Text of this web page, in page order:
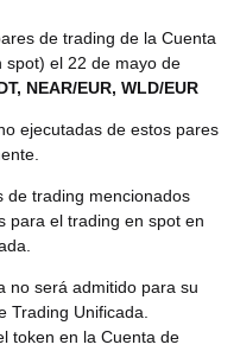
de trading de la Cuenta
spot) el 22 de mayo de
NEAR/EUR, WLD/EUR
ejecutadas de estos pares
de trading mencionados
para el trading en spot en
no será admitido para su
Trading Unificada.
token en la Cuenta de